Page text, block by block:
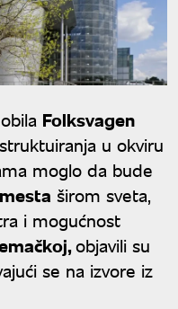
Folksvagen
u okviru
moglo da bude
širom sveta,
i mogućnost
objavili su
se na izvore iz